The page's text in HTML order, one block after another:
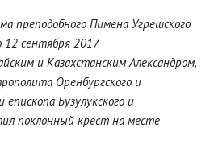
преподобного Пимена Угрешского
12 сентября 2017
и Казахстанским Александром,
Оренбургского и
Бузулукского и
поклонный крест на месте